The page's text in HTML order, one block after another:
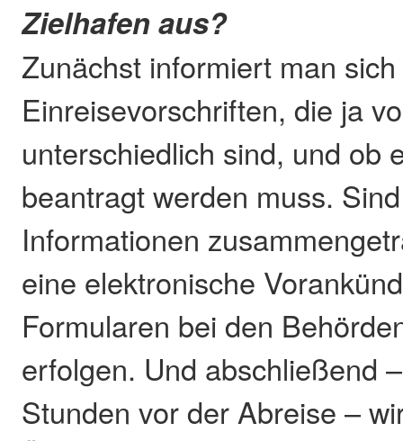
Zielhafen aus?
Zunächst informiert man
Einreisevorschriften, die ja
unterschiedlich sind, und ob
beantragt werden muss.
Informationen
eine elektronische
Formularen bei den
erfolgen. Und abschließend
Stunden vor der Abreise –